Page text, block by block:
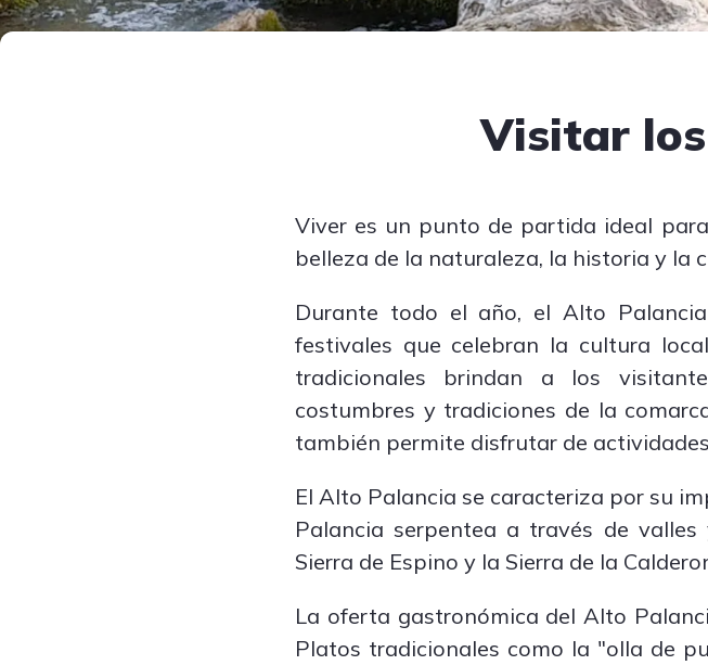
Visitar
Viver es un punto de partida ideal
belleza de la naturaleza, la historia y la
Durante todo el año, el Alto
festivales que celebran la cultura
tradicionales brindan a los
costumbres y tradiciones de la
también permite disfrutar de
El Alto Palancia se caracteriza por su
Palancia serpentea a través de
Sierra de Espino y la Sierra de la
La oferta gastronómica del Alto
Platos tradicionales como la "olla de